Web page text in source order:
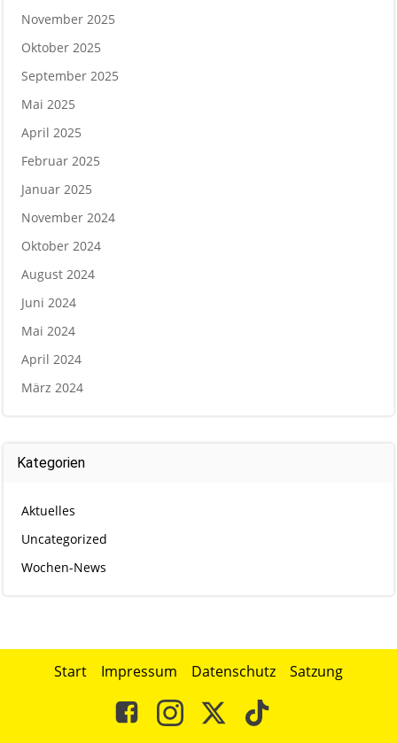
November 2025
Oktober 2025
September 2025
Mai 2025
April 2025
Februar 2025
Januar 2025
November 2024
Oktober 2024
August 2024
Juni 2024
Mai 2024
April 2024
März 2024
Kategorien
Aktuelles
Uncategorized
Wochen-News
Start Impressum Datenschutz Satzung